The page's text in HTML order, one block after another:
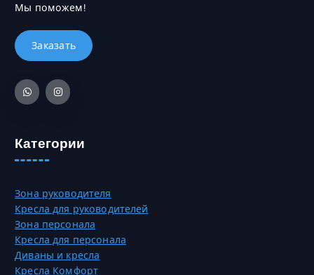
Мы поможем!
Категории
Зона руководителя
Кресла для руководителей
Зона персонала
Кресла для персонала
Диваны и кресла
Кресла Комфорт